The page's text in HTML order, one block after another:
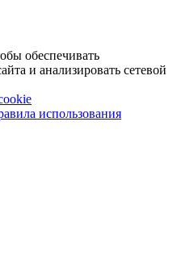
обеспечивать
и анализировать сетевой
использования